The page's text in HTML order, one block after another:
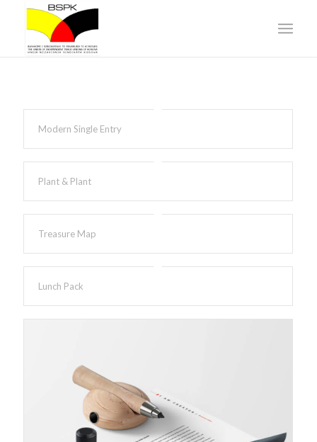
Modern Single Entry
Plant & Plant
Treasure Map
Lunch Pack